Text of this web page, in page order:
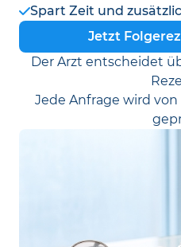
Spart Zeit und
Jetzt
Der Arzt entscheidet
Jede Anfrage wird von